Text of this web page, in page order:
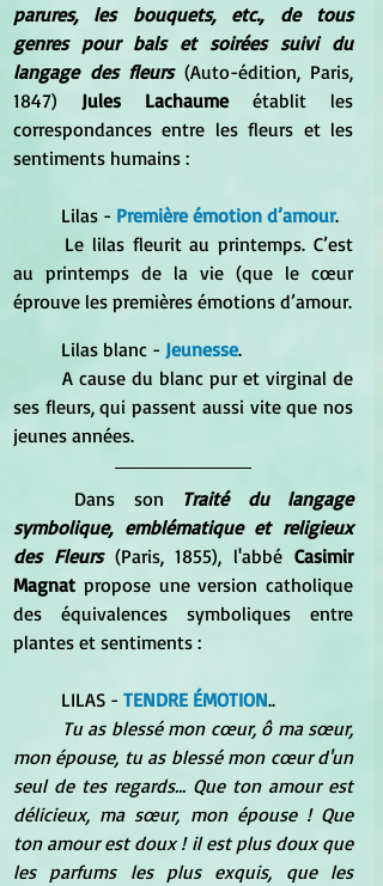
parures, les bouquets, etc., de tous
genres pour bals et soirées suivi du
langage des fleurs (Auto-édition, Paris,
1847) Jules Lachaume établit les
correspondances entre les fleurs et les
sentiments humains :
	Lilas -
Première émotion d’amour.
au printemps de la vie (que le cœur
	Lilas blanc -
Jeunesse.
ses fleurs, qui passent aussi vite que nos
jeunes années.
	Dans son
Traité du langage
symbolique, emblématique et religieux
des Fleurs (Paris, 1855), l'abbé Casimir
Magnat propose une version catholique
des équivalences symboliques entre
plantes et sentiments :
	LILAS -
TENDRE ÉMOTION..
Tu as blessé mon cœur, ô ma sœur,
mon épouse, tu as blessé mon cœur d'un
seul de tes regards... Que ton amour est
délicieux, ma sœur, mon épouse ! Que
ton amour est doux ! il est plus doux que
les parfums les plus exquis, que les